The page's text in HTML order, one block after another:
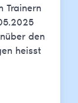
Trainern
den
heisst